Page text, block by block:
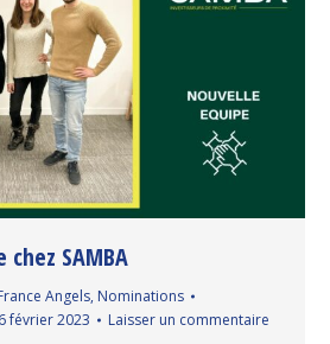
SAMBA
Angels, Nominations
février 2023 Laisser un commentaire